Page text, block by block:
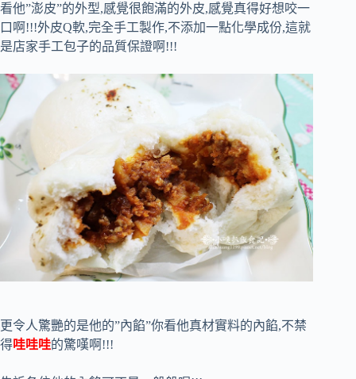
看他”澎皮”的外型,感覺很飽滿的外皮,感覺真得好想咬一
口啊!!!外皮Q軟,完全手工製作,不添加一點化學成份,這就
是店家手工包子的品質保證啊!!!
更令人驚艷的是他的”內餡”你看他真材實料的內餡,不禁
得哇哇哇的驚嘆啊!!!